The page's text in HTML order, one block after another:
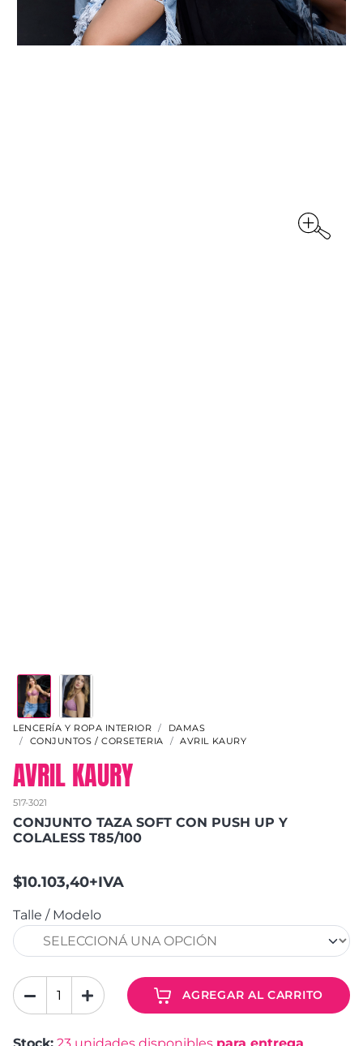
LENCERÍA Y ROPA INTERIOR
DAMAS
CONJUNTOS / CORSETERIA
AVRIL KAURY
AVRIL KAURY
517-3021
CONJUNTO TAZA SOFT CON PUSH UP Y
COLALESS T85/100
$10.103,40+IVA
Talle / Modelo
AGREGAR AL CARRITO